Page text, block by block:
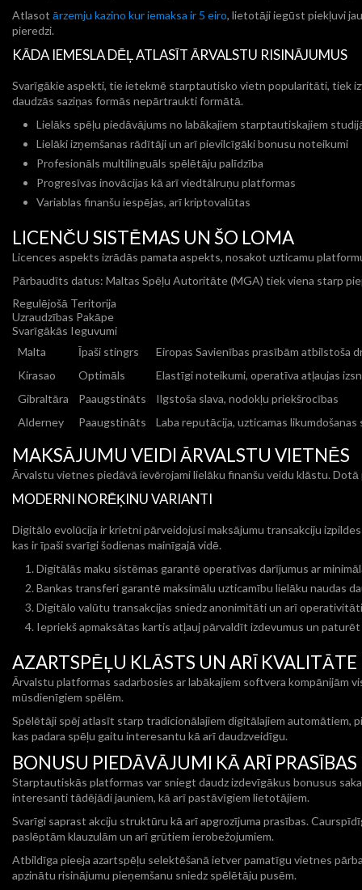
Atlasot ārzemju kazino kur iemaksa ir 5 eiro, lietotāji iegūst piekļuvi
pieredzi.
KĀDA IEMESLA DĒĻ ATLASĪT ĀRVALSTU RISINĀJUMUS
Svarīgākie aspekti, tie ietekmē starptautisko vietn popularitāti, tiek
daudzās saziņas formās nepārtraukti formātā.
Lielāks spēļu piedāvājums no labākajiem starptautiskajiem
Lielāki izņemšanas rādītāji un arī pievilcīgāki bonusu noteikumi
Profesionāls multilinguāls spēlētāju palīdzība
Progresīvas inovācijas kā arī viedtālruņu platformas
Variablas finanšu iespējas, arī kriptovalūtas
LICENČU SISTĒMAS UN ŠO LOMA
Licences aspekts izrādās pamata aspekts, nosakot uzticamu
Pārbaudīts datus: Maltas Spēļu Autoritāte (MGA) tiek viena starp
Regulējošā Teritorija
Uzraudzības Pakāpe
Svarīgākās Ieguvumi
Malta
Īpaši stingrs
Eiropas Savienības prasībām atbilstoša
Kirasao
Optimāls
Elastīgi noteikumi, operatīva atļaujas
Gibraltāra
Paaugstināts
Ilgstoša slava, nodokļu priekšrocības
Alderney
Paaugstināts Laba reputācija, uzticamas likumdošanas
MAKSĀJUMU VEIDI ĀRVALSTU VIETNĒS
Ārvalstu vietnes piedāvā ievērojami lielāku finanšu veidu klāstu.
MODERNI NORĒĶINU VARIANTI
Digitālo evolūcija ir krietni pārveidojusi maksājumu transakciju
kas ir īpaši svarīgi šodienas mainīgajā vidē.
Digitālās maku sistēmas garantē operatīvas darījumus ar
Bankas transferi garantē maksimālu uzticamību lielāku naudas
Digitālo valūtu transakcijas sniedz anonimitāti un arī operativitāti
Iepriekš apmaksātas kartis atļauj pārvaldīt izdevumus un
AZARTSPĒĻU KLĀSTS UN ARĪ KVALITĀTE
Ārvalstu platformas sadarbosies ar labākajiem softvera kompānijām
mūsdienīgiem spēlēm.
Spēlētāji spēj atlasīt starp tradicionālajiem digitālajiem automātiem,
kas padara spēļu gaitu interesantu kā arī daudzveidīgu.
BONUSU PIEDĀVĀJUMI KĀ ARĪ PRASĪBAS
Starptautiskās platformas var sniegt daudz izdevīgākus bonusus
interesanti tādējādi jauniem, kā arī pastāvīgiem lietotājiem.
Svarīgi saprast akciju struktūru kā arī apgrozījuma prasības.
paslēptām klauzulām un arī grūtiem ierobežojumiem.
Atbildīga pieeja azartspēļu selektēšanā ietver pamatīgu vietnes
apzinātu risinājumu pieņemšanu sniedz spēlētāju pusēm.